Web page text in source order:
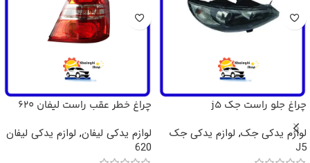
چراغ جلو راست جک j5
لوازم یدکی جک, لوازم یدکی جک
J5
چراغ خطر عقب راست لیفان 620
لوازم یدکی لیفان, لوازم یدکی لیفان
620